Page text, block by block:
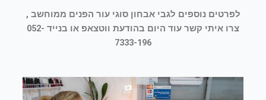
לפרטים נוספים לגבי אבחון סוגי עור הפנים ממוחשב ,
צרו איתי קשר עוד היום בהודעת ווטצאפ או בנייד 052-
7333-196